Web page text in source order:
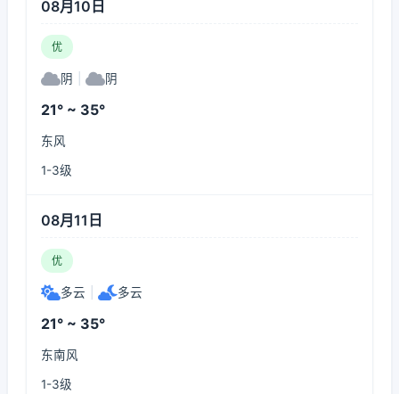
08月10日
优
阴 阴
21° ~ 35°
东风
1-3级
08月11日
优
多云 多云
21° ~ 35°
东南风
1-3级